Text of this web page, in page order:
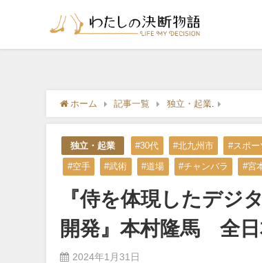
ホーム 記事一覧 独立・起業
独立・起業 #30代 #北九州市 #スポー
#空手 #武術 #道場 #チャンバラ #宮
『侍を体現したデジ
開発』本村隆馬 全
2024年1月31日